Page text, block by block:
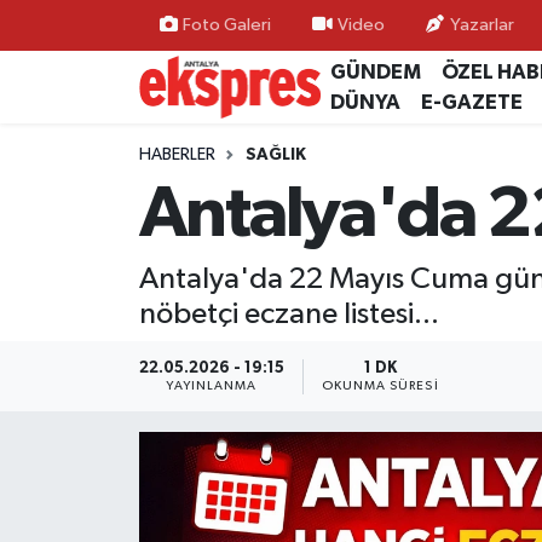
Foto Galeri Video Yazarlar
GÜNDEM ÖZEL
DÜNYA
E-GAZETE
HABERLER SAĞLIK
Antalya'da
Antalya'da 22 Mayıs Cuma
nöbetçi eczane listesi...
22.05.2026 - 19:15
YAYINLANMA
1 DK
OKUNMA SÜRESI
ÖZEL HABER
GÜNDEM
YEREL GÜNDEM
EKONOMİ
Nöbetçi Eczaneler
Hava Durumu
Trafik Durumu
Süper Lig Puan Durumu ve Fikstür